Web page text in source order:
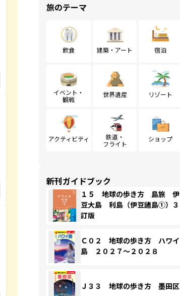
旅のテーマ
飲食 建築・アート 宿泊
イベント・
観戦
世界遺産 リゾート
アクティビティ
鉄道・
フライト
ショップ
新刊ガイドブック
１５ 地球の歩き方 島旅 伊
豆大島 利島（伊豆諸島①）３
訂版
Ｃ０２ 地球の歩き方 ハワイ
島 ２０２７～２０２８
Ｊ３３ 地球の歩き方 墨田区